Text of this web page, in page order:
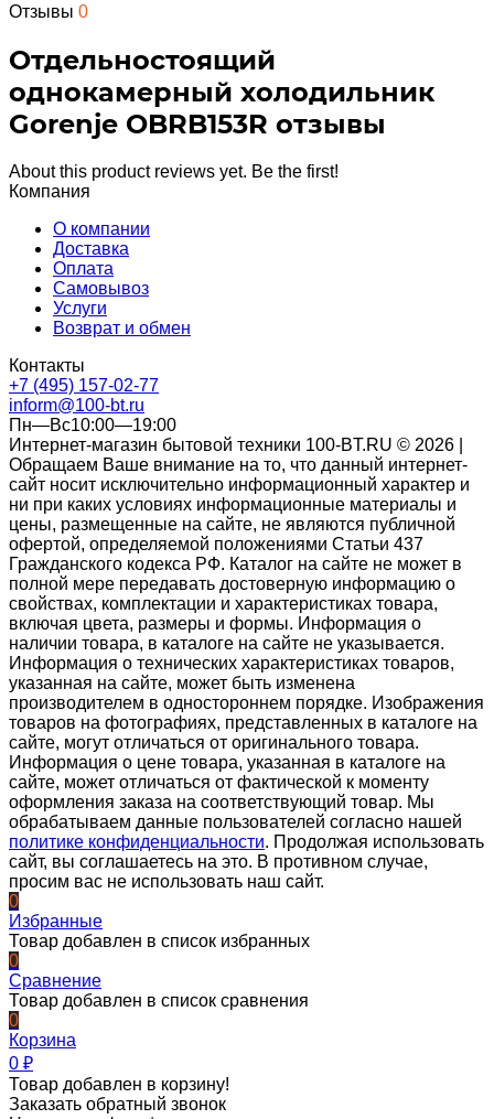
Отзывы 0
Отдельностоящий
однокамерный холодильник
Gorenje OBRB153R отзывы
About this product reviews yet. Be the first!
Компания
О компании
Доставка
Оплата
Самовывоз
Услуги
Возврат и обмен
Контакты
+7 (495) 157-02-77
inform@100-bt.ru
Пн—Вс10:00—19:00
Интернет-магазин бытовой техники 100-BT.RU © 2026 |
Обращаем Ваше внимание на то, что данный интернет-
сайт носит исключительно информационный характер и
ни при каких условиях информационные материалы и
цены, размещенные на сайте, не являются публичной
офертой, определяемой положениями Статьи 437
Гражданского кодекса РФ. Каталог на сайте не может в
полной мере передавать достоверную информацию о
свойствах, комплектации и характеристиках товара,
включая цвета, размеры и формы. Информация о
наличии товара, в каталоге на сайте не указывается.
Информация о технических характеристиках товаров,
указанная на сайте, может быть изменена
производителем в одностороннем порядке. Изображения
товаров на фотографиях, представленных в каталоге на
сайте, могут отличаться от оригинального товара.
Информация о цене товара, указанная в каталоге на
сайте, может отличаться от фактической к моменту
оформления заказа на соответствующий товар. Мы
обрабатываем данные пользователей согласно нашей
политике конфиденциальности. Продолжая использовать
сайт, вы соглашаетесь на это. В противном случае,
просим вас не использовать наш сайт.
0
Избранные
Товар добавлен в список избранных
0
Сравнение
Товар добавлен в список сравнения
0
Корзина
0 ₽
Товар добавлен в корзину!
Заказать обратный звонок